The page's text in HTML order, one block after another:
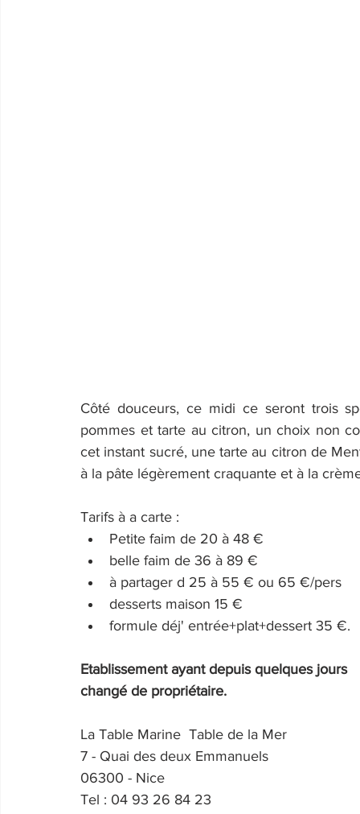
Côté douceurs, ce midi ce seront trois
pommes et tarte au citron, un choix non
cet instant sucré, une tarte au citron de
à la pâte légèrement craquante et à la
Tarifs à a carte :
Petite faim de 20 à 48 €
belle faim de 36 à 89 €
à partager d 25 à 55 € ou 65 €/pers
desserts maison 15 €
formule déj' entrée+plat+dessert 35 €.
Etablissement ayant depuis quelques jours
changé de propriétaire.
La Table Marine  Table de la Mer
7 - Quai des deux Emmanuels
06300 - Nice
Tel : 04 93 26 84 23